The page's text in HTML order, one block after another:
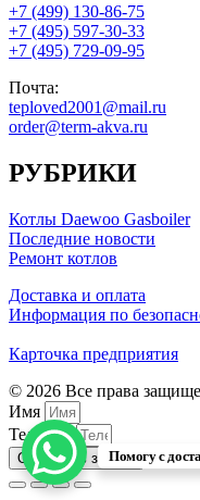
+7 (499) 130-86-75
+7 (495) 597-30-33
+7 (495) 729-09-95
Почта:
teploved2001@mail.ru
order@term-akva.ru
РУБРИКИ
Котлы Daewoo Gasboiler
Последние новости
Ремонт котлов
Доставка и оплата
Информация по
Карточка предприятия
© 2026 Все права
Помогу с
Имя
Телефон
Отправить заявку